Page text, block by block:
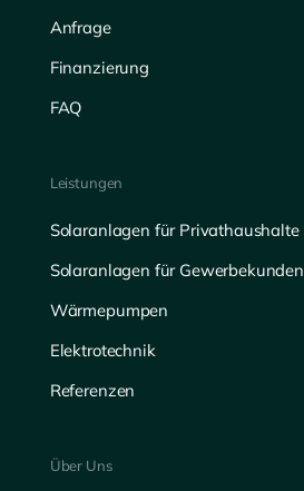
Anfrage
Finanzierung
FAQ
Leistungen
Solaranlagen für Privathaushalte
Solaranlagen für Gewerbekunden
Wärmepumpen
Elektrotechnik
Referenzen
Über Uns